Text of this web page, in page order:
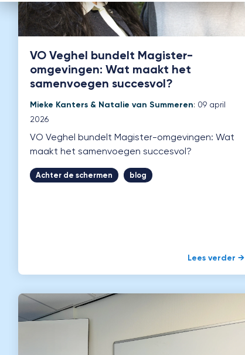
VO Veghel bundelt Magister-
omgevingen: Wat maakt het
samenvoegen succesvol?
Mieke Kanters & Natalie van Summeren: 09 april
2026
VO Veghel bundelt Magister-omgevingen: Wat
maakt het samenvoegen succesvol?
Achter de schermen blog
Lees verder →